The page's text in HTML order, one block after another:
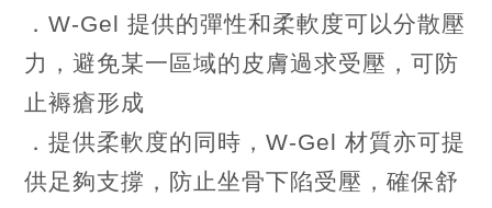
．W-Gel 提供的彈性和柔軟度可以分散壓
力，避免某一區域的皮膚過求受壓，可防
止褥瘡形成
．提供柔軟度的同時，W-Gel 材質亦可提
供足夠支撐，防止坐骨下陷受壓，確保舒